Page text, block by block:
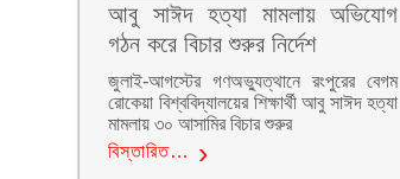
আবু সাঈদ হত্যা মামলায় অভিযোগ
গঠন করে বিচার শুরুর নির্দেশ
জুলাই-আগস্টের গণঅভ্যুত্থানে রংপুরের বেগম
রোকেয়া বিশ্ববিদ্যালয়ের শিক্ষার্থী আবু সাঈদ হত্যা
মামলায় ৩০ আসামির বিচার শুরুর
বিস্তারিত…